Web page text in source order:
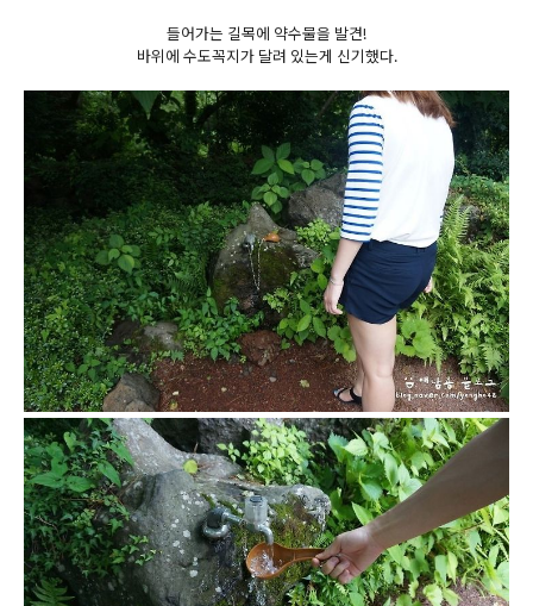
들어가는 길목에 약수물을 발견!
바위에 수도꼭지가 달려 있는게 신기했다.